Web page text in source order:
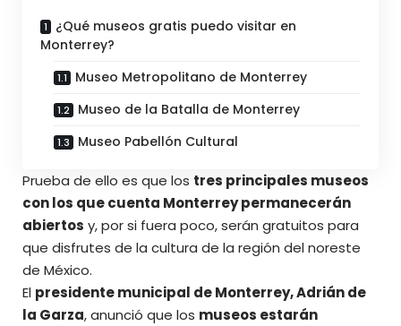
¿Qué museos gratis puedo visitar en
Monterrey?
Museo Metropolitano de Monterrey
Museo de la Batalla de Monterrey
Museo Pabellón Cultural
Prueba de ello es que los tres principales museos
con los que cuenta Monterrey permanecerán
abiertos y, por si fuera poco, serán gratuitos para
que disfrutes de la cultura de la región del noreste
de México.
El presidente municipal de Monterrey, Adrián de
la Garza, anunció que los museos estarán